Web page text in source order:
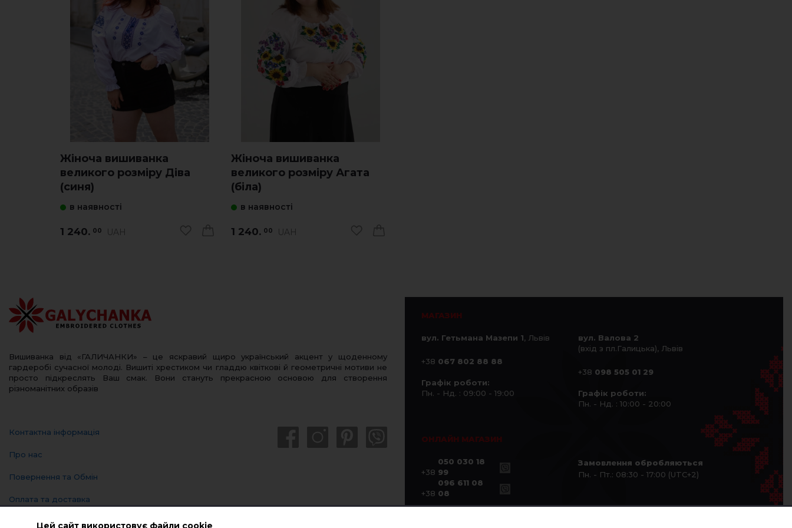
Цей сайт використовує файли cookie
Жіноча вишиванка
великого розміру Діва
(синя)
в наявності
1 240. 00 UAH
Жіноча вишиванка
великого розміру Агата
(біла)
в наявності
1 240. 00 UAH
Вишиванка від «ГАЛИЧАНКИ» – це яскравий щиро український акцент у щоденному
гардеробі сучасної молоді. Вишиті хрестиком чи гладдю квіткові й геометричні мотиви не
просто підкреслять Ваш смак. Вони стануть прекрасною основою для створення
різноманітних образів
Контактна інформація
Про нас
Повернення та Обмін
Оплата та доставка
Політика конфіденційності
МАГАЗИН
вул. Гетьмана Мазепи 1, Львів
+38 067 802 88 88
Графік роботи:
Пн. - Нд. : 09:00 - 19:00
вул. Валова 2
(вхід з пл.Галицька), Львів
+38 098 505 01 29
Графік роботи:
Пн. - Нд. : 10:00 - 20:00
ОНЛАЙН МАГАЗИН
+38
050 030 18
99
+38
096 611 08
08
Замовлення обробляються
Пн. - Пт.: 08:30 - 17:00 (UTC+2)